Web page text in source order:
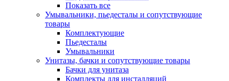
Показать все
Умывальники, пьедесталы и сопутствующие
товары
Комплектующие
Пьедесталы
Умывальники
Унитазы, бачки и сопутствующие товары
Бачки для унитаза
Комплекты для инсталляций